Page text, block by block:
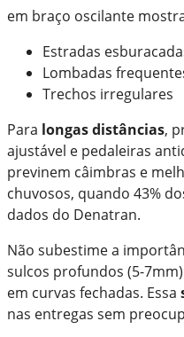
em braço oscilante
Estradas
Lombadas
Trechos irregulares
Para longas distâncias,
ajustável e pedaleiras
previnem câimbras e
chuvosos, quando 43%
dados do Denatran.
Não subestime a
sulcos profundos (5-
em curvas fechadas. Essa
nas entregas sem